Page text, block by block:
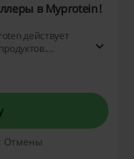
в Myprotein!
действует
Отмены